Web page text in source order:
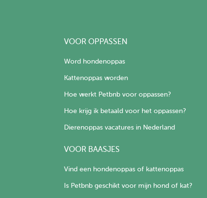
VOOR OPPASSEN
Word hondenoppas
Kattenoppas worden
Hoe werkt Petbnb voor oppassen?
Hoe krijg ik betaald voor het oppassen?
Dierenoppas vacatures in Nederland
VOOR BAASJES
Vind een hondenoppas of kattenoppas
Is Petbnb geschikt voor mijn hond of kat?